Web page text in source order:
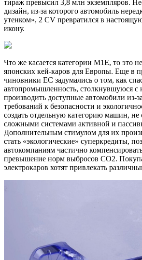
тираж превысил 3,8 млн экземпляров.
дизайн, из-за которого автомобиль
утенком», 2 CV превратился в
икону.
Что же касается категории M1E, то это
японских кей-каров для Европы. Еще в
чиновники ЕС задумались о том, как
автопромышленность, столкнувшуюся с
производить доступные автомобили из-
требований к безопасности и
создать отдельную категорию машин,
сложными системами активной и
Дополнительным стимулом для их
стать «экологические» суперкредиты,
автокомпаниям частично
превышение норм выбросов CO2.
электрокаров хотят привлекать